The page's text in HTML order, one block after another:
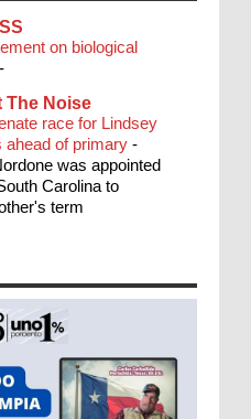
on biological
-
The Noise
race for Lindsey
ahead of primary -
was appointed
Carolina to
term